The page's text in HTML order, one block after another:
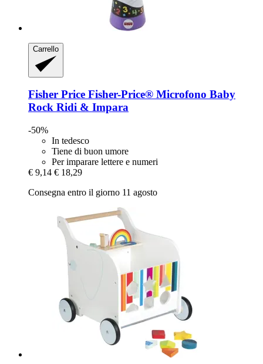
Carrello
Fisher Price Fisher-​Price® Microfono Baby
Rock Ridi & Impara
-50%
In tedesco
Tiene di buon umore
Per imparare lettere e numeri
€ 9,14 € 18,29
Consegna entro il giorno 11 agosto